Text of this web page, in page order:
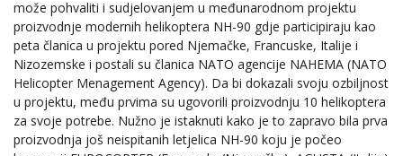
može pohvaliti i sudjelovanjem u međunarodnom projektu
proizvodnje modernih helikoptera NH-90 gdje participiraju kao
peta članica u projektu pored Njemačke, Francuske, Italije i
Nizozemske i postali su članica NATO agencije NAHEMA (NATO
Helicopter Menagement Agency). Da bi dokazali svoju ozbiljnost
u projektu, među prvima su ugovorili proizvodnju 10 helikoptera
za svoje potrebe. Nužno je istaknuti kako je to zapravo bila prva
proizvodnja još neispitanih letjelica NH-90 koju je počeo